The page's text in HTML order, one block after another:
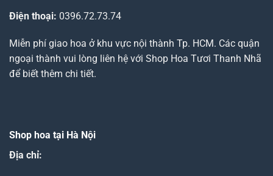
Điện thoại: 0396.72.73.74
Miễn phí giao hoa ở khu vực nội thành Tp. HCM. Các quận
ngoại thành vui lòng liên hệ với Shop Hoa Tươi Thanh Nhã
để biết thêm chi tiết.
Shop hoa tại Hà Nội
Địa chỉ: